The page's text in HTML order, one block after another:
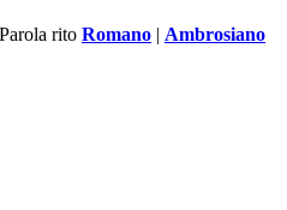
Parola rito Romano | Ambrosiano